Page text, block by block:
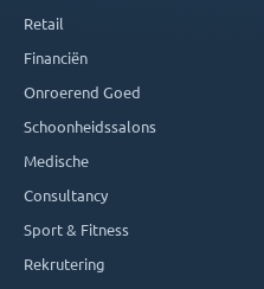
Retail
Financiën
Onroerend Goed
Schoonheidssalons
Medische
Consultancy
Sport & Fitness
Rekrutering